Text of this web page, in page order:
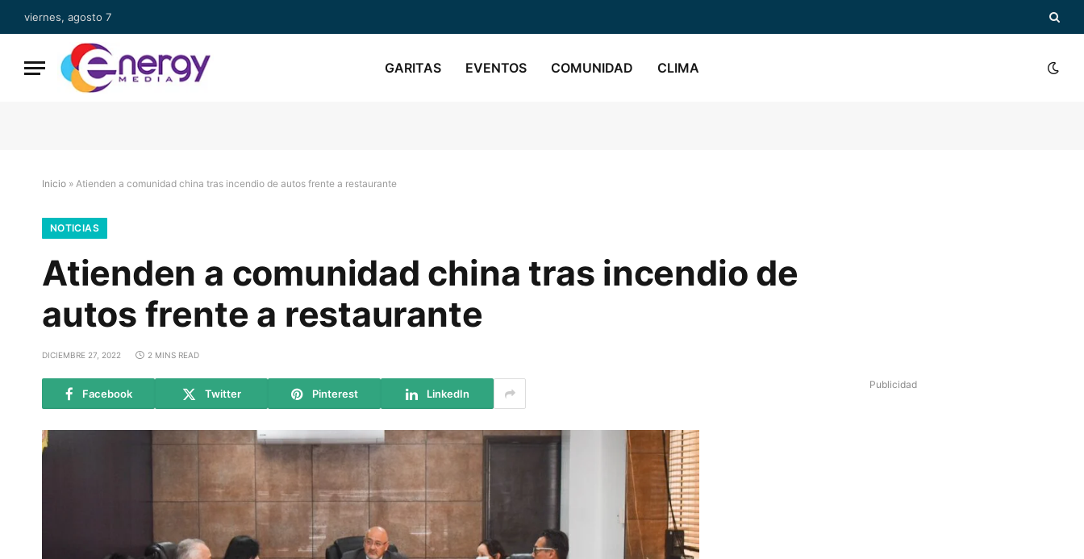
viernes, agosto 7
GARITAS EVENTOS COMUNIDAD CLIMA
Inicio » Atienden a comunidad china tras incendio de autos frente a restaurante
NOTICIAS
Atienden a comunidad china tras incendio de
autos frente a restaurante
DICIEMBRE 27, 2022 2 MINS READ
Facebook Twitter Pinterest LinkedIn
Publicidad